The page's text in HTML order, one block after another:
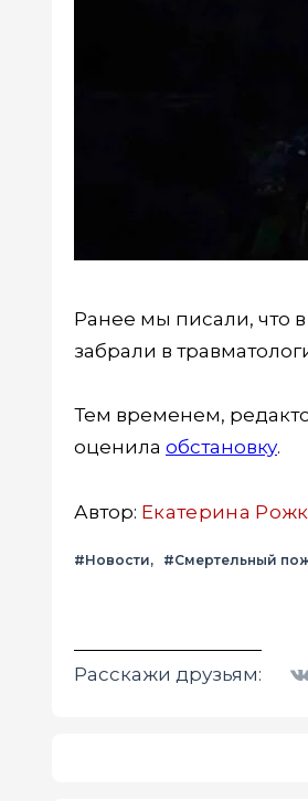
Ранее мы писали, что
забрали в
Тем временем,
оценила обстановку.
Автор: Екатерина
#Новости #Смертельный
Расскажи друзьям: